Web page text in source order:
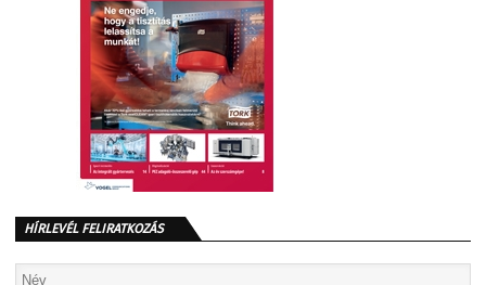
HÍRLEVÉL FELIRATKOZÁS